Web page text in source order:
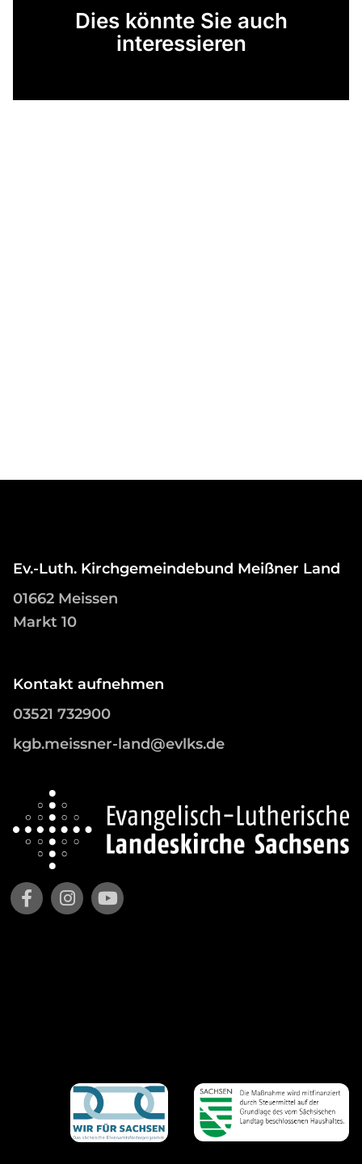
Dies könnte Sie auch
interessieren
Ev.-Luth. Kirchgemeindebund Meißner Land
01662 Meissen
Markt 10
Kontakt aufnehmen
03521 732900
kgb.meissner-land@evlks.de